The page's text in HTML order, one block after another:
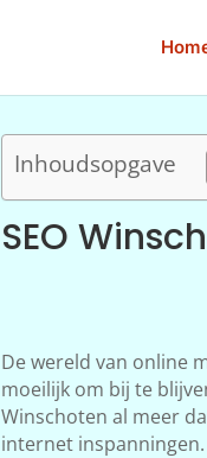
Inhoudsopgave
SEO
De wereld van online
moeilijk om bij te
Winschoten al meer
internet inspanningen.